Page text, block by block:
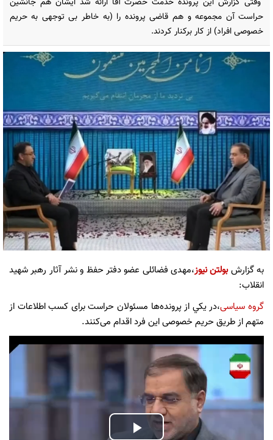
حراست آن مجموعه و هم قاضی پرونده را (به خاطر بی توجهی به حریم
خصوصی افراد) از کار برکنار کردند.
به گزارشبولتن نیوز،مهدى فضائلى عضو دفتر حفظ و نشر آثار رهبر شهيد
انقلاب:
گروه سیاسی،در يكي از پرونده‌ها مسئولان حراست برای کسب اطلاعات از
متهم از طریق حریم خصوصی این فرد اقدام می‌کنند.